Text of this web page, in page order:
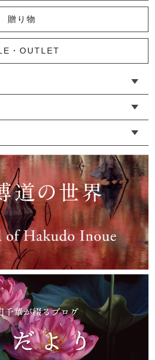
ンのボディタオル
円 (税込)
キノミフェイスタオル
メンズカーディガン
円 (税込)
贈り物
・OUTLET
イン
ザイン